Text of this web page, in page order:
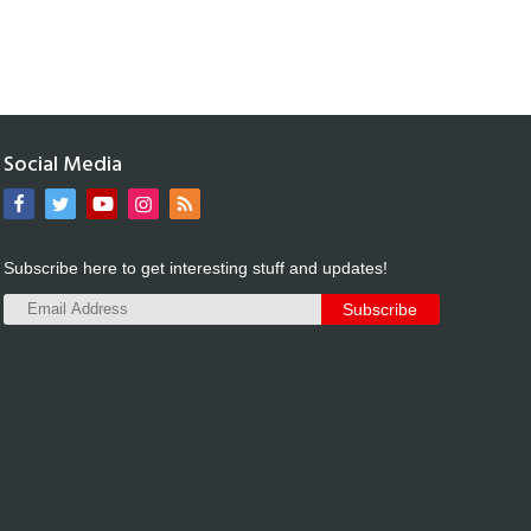
Social Media
Subscribe here to get interesting stuff and updates!